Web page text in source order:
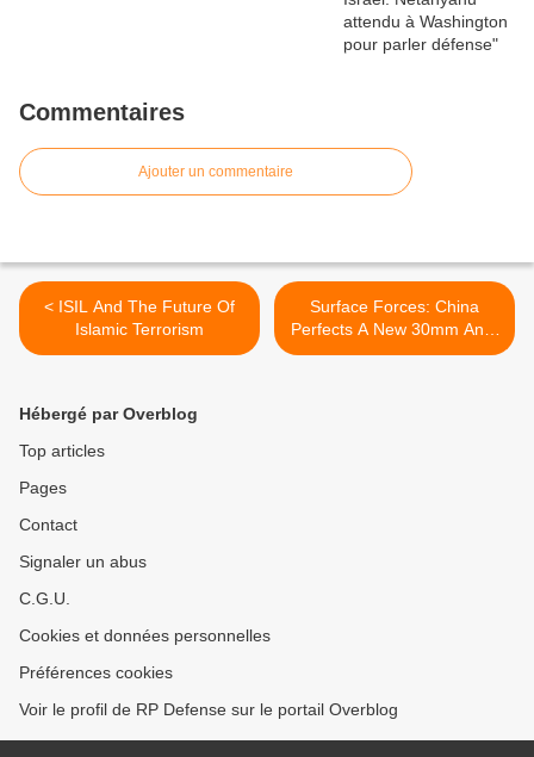
Commentaires
Ajouter un commentaire
< ISIL And The Future Of
Islamic Terrorism
Surface Forces: China
Perfects A New 30mm Anti-
Missile Defense >
Hébergé par Overblog
Top articles
Pages
Contact
Signaler un abus
C.G.U.
Cookies et données personnelles
Préférences cookies
Voir le profil de RP Defense sur le portail Overblog